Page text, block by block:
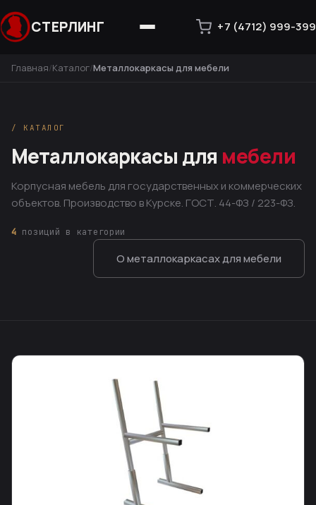
СТЕРЛИНГ +7 (4712) 999-399
Главная Каталог Металлокаркасы для мебели
/ КАТАЛОГ
Металлокаркасы для мебели
Корпусная мебель для государственных и коммерческих
объектов. Производство в Курске. ГОСТ. 44-ФЗ / 223-ФЗ.
4 позиций в категории
О металлокаркасах для мебели